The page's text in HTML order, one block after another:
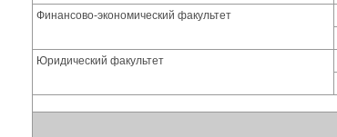
Финансово-экономический факультет
Юридический факультет